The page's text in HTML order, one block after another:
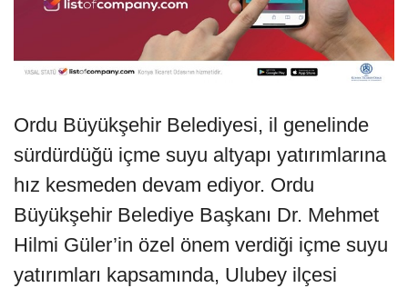
Ordu Büyükşehir Belediyesi, il genelinde
sürdürdüğü içme suyu altyapı yatırımlarına
hız kesmeden devam ediyor. Ordu
Büyükşehir Belediye Başkanı Dr. Mehmet
Hilmi Güler’in özel önem verdiği içme suyu
yatırımları kapsamında, Ulubey ilçesi